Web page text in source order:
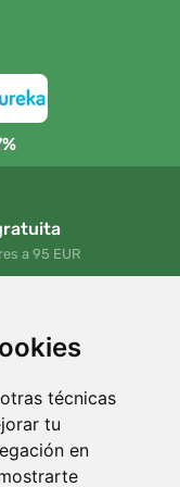
técnicas
tu
en
a 95 EUR
cualquier momento
más